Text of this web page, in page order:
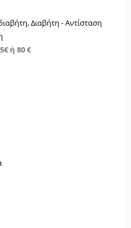
Διαβήτη - Αντίσταση
ή 80 €